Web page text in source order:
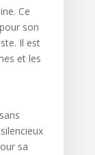
Ce
son
Il est
et les
sa